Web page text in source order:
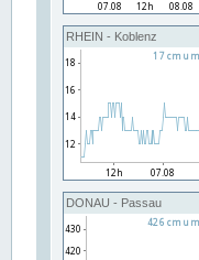
RHEIN - Koblenz
DONAU - Passau